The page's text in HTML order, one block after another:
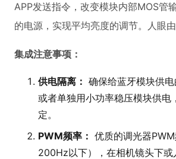
APP发送指令，改变模块内部MOS管
的电源，实现平均亮度的调节。人眼
集成注意事项：
供电隔离： 确保给蓝牙模块供
或者单独用小功率稳压模块供
定。
PWM频率： 优质的调光器
200Hz以下），在相机镜头下